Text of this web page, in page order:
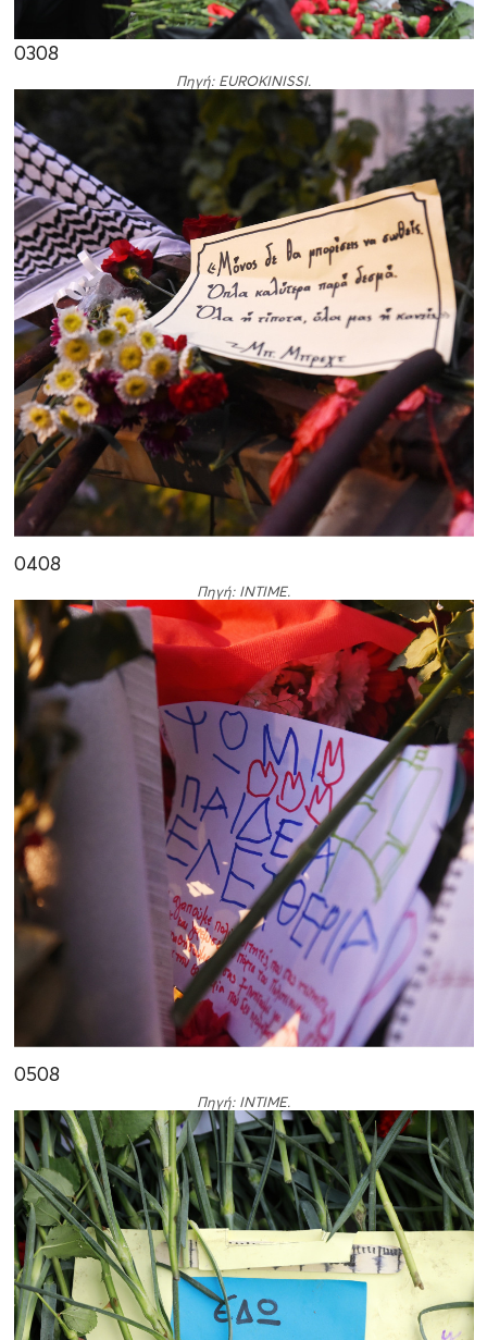
0308
Πηγή: EUROKINISSI.
0408
Πηγή: INTIME.
0508
Πηγή: INTIME.